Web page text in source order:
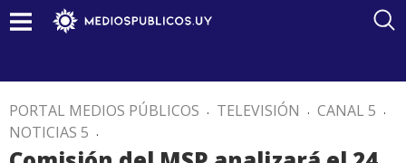
PORTAL MEDIOS PÚBLICOS . TELEVISIÓN . CANAL 5 .
NOTICIAS 5 .